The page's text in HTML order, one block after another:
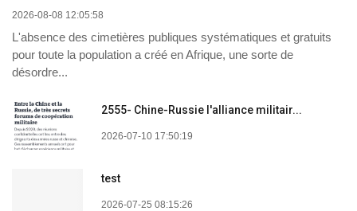
2026-08-08 12:05:58
L'absence des cimetières publiques systématiques et gratuits
pour toute la population a créé en Afrique, une sorte de
désordre...
2555- Chine-Russie l'alliance militair...
2026-07-10 17:50:19
test
2026-07-25 08:15:26